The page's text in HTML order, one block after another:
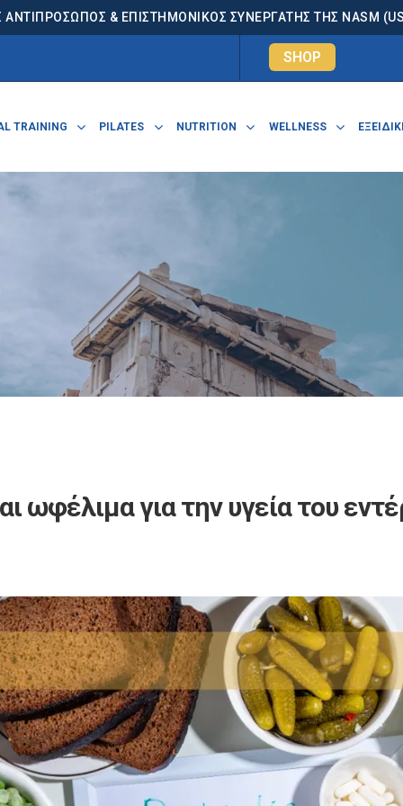
ΑΝΤΙΠΡΟΣΩΠΟΣ & ΕΠΙΣΤΗΜΟΝΙΚΟΣ ΣΥΝΕΡΓΑΤΗΣ ΤΗΣ NASM
SHOP
TRAINING PILATES NUTRITION WELLNESS
ωφέλιμα για την υγεία του